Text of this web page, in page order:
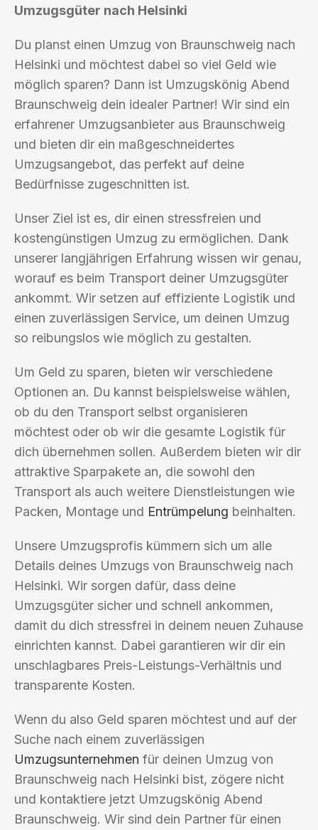
Umzugsgüter nach Helsinki
Du planst einen Umzug von Braunschweig nach
Helsinki und möchtest dabei so viel Geld wie
möglich sparen? Dann ist Umzugskönig Abend
Braunschweig dein idealer Partner! Wir sind ein
erfahrener Umzugsanbieter aus Braunschweig
und bieten dir ein maßgeschneidertes
Umzugsangebot, das perfekt auf deine
Bedürfnisse zugeschnitten ist.
Unser Ziel ist es, dir einen stressfreien und
kostengünstigen Umzug zu ermöglichen. Dank
unserer langjährigen Erfahrung wissen wir genau,
worauf es beim Transport deiner Umzugsgüter
ankommt. Wir setzen auf effiziente Logistik und
einen zuverlässigen Service, um deinen Umzug
so reibungslos wie möglich zu gestalten.
Um Geld zu sparen, bieten wir verschiedene
Optionen an. Du kannst beispielsweise wählen,
ob du den Transport selbst organisieren
möchtest oder ob wir die gesamte Logistik für
dich übernehmen sollen. Außerdem bieten wir dir
attraktive Sparpakete an, die sowohl den
Transport als auch weitere Dienstleistungen wie
Packen, Montage und Entrümpelung beinhalten.
Unsere Umzugsprofis kümmern sich um alle
Details deines Umzugs von Braunschweig nach
Helsinki. Wir sorgen dafür, dass deine
Umzugsgüter sicher und schnell ankommen,
damit du dich stressfrei in deinem neuen Zuhause
einrichten kannst. Dabei garantieren wir dir ein
unschlagbares Preis-Leistungs-Verhältnis und
transparente Kosten.
Wenn du also Geld sparen möchtest und auf der
Suche nach einem zuverlässigen
Umzugsunternehmen für deinen Umzug von
Braunschweig nach Helsinki bist, zögere nicht
und kontaktiere jetzt Umzugskönig Abend
Braunschweig. Wir sind dein Partner für einen